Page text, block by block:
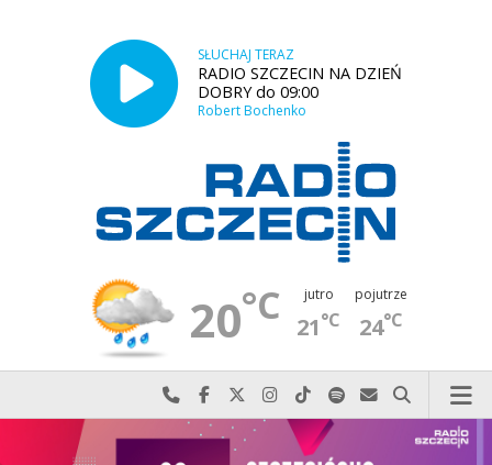
SŁUCHAJ TERAZ
RADIO SZCZECIN NA DZIEŃ
DOBRY do 09:00
Robert Bochenko
20°C jutro
21°C
pojutrze
24°C
Najlepiej po prostu do nas zadzwoń
Odwiedź nas na Facebook-u
Odwiedź nas na X
Odwiedź nas na Instagram-ie
Odwiedź nas na TikTok-u
Szukaj nas na Spotify
Wyślij do nas
Szukaj